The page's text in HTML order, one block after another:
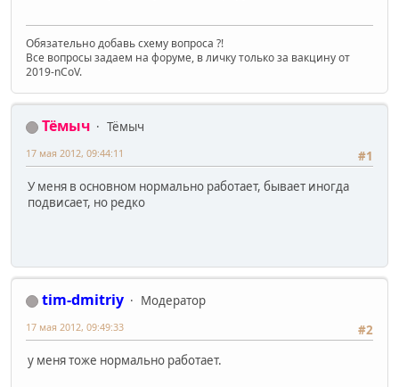
Обязательно добавь схему вопроса ?!
Все вопросы задаем на форуме, в личку только за вакцину от
2019-nCoV.
Тёмыч
Тёмыч
#1
17 мая 2012, 09:44:11
У меня в основном нормально работает, бывает иногда
подвисает, но редко
tim-dmitriy
Модератор
#2
17 мая 2012, 09:49:33
у меня тоже нормально работает.